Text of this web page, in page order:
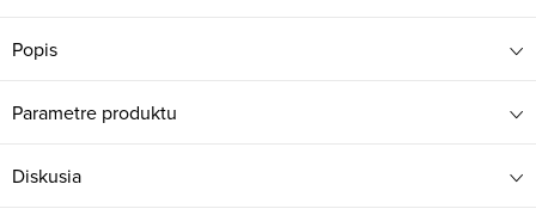
Popis
Parametre produktu
Diskusia